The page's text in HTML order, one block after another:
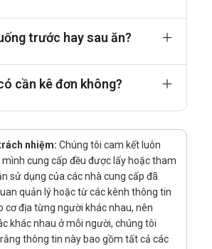
tâm của dòng thác đông máu, nhờ đó
kể khả năng hình thành huyết khối mà
đến số lượng tiểu cầu.
khi uống, thuốc được hấp thu nhanh qua
đạt nồng độ cao nhất trong huyết
2–4 giờ. Ở liều 10mg, sinh khả
hoàn toàn (80–100%) và không bị ảnh
dùng cùng thức ăn.
10 có khả năng gắn kết mạnh với
trước hay sau ăn?
cần kê đơn không?
nhiệm: Chúng tôi cam kết luôn
cung cấp đều được lấy hoặc tham
sử dụng của các nhà cung cấp đã
quản lý hoặc từ các kênh thông tin
cơ địa từng người khác nhau, nên
khác nhau ở mỗi người, chúng tôi
thông tin này bao gồm tất cả các